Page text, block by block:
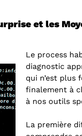
et les
Le process
diagnostic
qui n’est plus
finalement à
à nos outils
La première